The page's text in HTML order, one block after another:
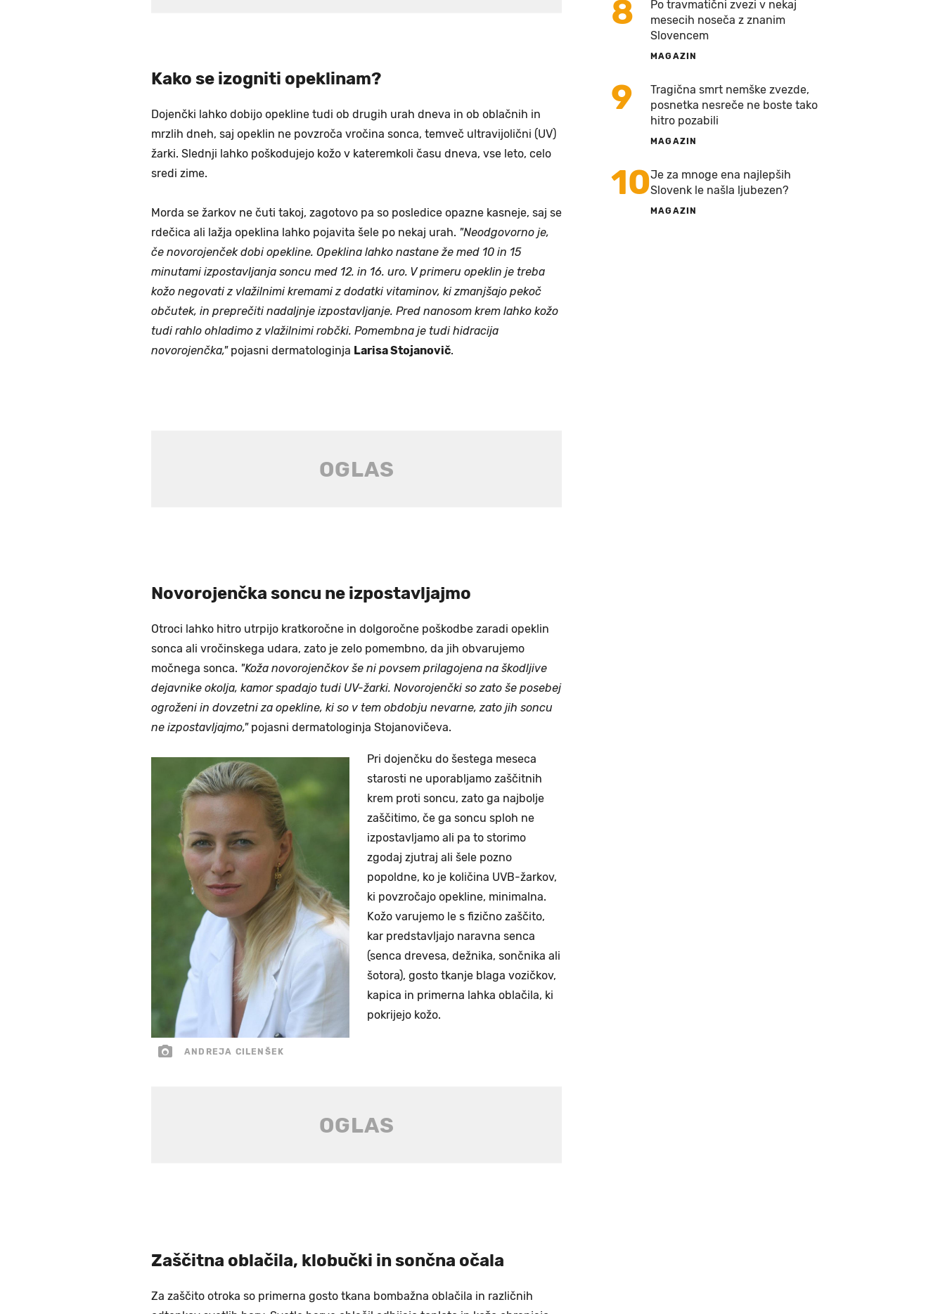
Kako se izogniti opeklinam?
Dojenčki lahko dobijo opekline tudi ob drugih urah dneva in ob oblačnih in
mrzlih dneh, saj opeklin ne povzroča vročina sonca, temveč ultravijolični (UV)
žarki. Slednji lahko poškodujejo kožo v kateremkoli času dneva, vse leto, celo
sredi zime.
Morda se žarkov ne čuti takoj, zagotovo pa so posledice opazne kasneje, saj se
rdečica ali lažja opeklina lahko pojavita šele po nekaj urah. "Neodgovorno je,
če novorojenček dobi opekline. Opeklina lahko nastane že med 10 in 15
minutami izpostavljanja soncu med 12. in 16. uro. V primeru opeklin je treba
kožo negovati z vlažilnimi kremami z dodatki vitaminov, ki zmanjšajo pekoč
občutek, in preprečiti nadaljnje izpostavljanje. Pred nanosom krem lahko kožo
tudi rahlo ohladimo z vlažilnimi robčki. Pomembna je tudi hidracija
novorojenčka,"pojasni dermatologinja Larisa Stojanovič.
Novorojenčka soncu ne izpostavljajmo
Otroci lahko hitro utrpijo kratkoročne in dolgoročne poškodbe zaradi opeklin
sonca ali vročinskega udara, zato je zelo pomembno, da jih obvarujemo
močnega sonca. "Koža novorojenčkov še ni povsem prilagojena na škodljive
dejavnike okolja, kamor spadajo tudi UV-žarki. Novorojenčki so zato še posebej
ogroženi in dovzetni za opekline, ki so v tem obdobju nevarne, zato jih soncu
ne izpostavljajmo,"pojasni dermatologinja Stojanovičeva.
ANDREJA CILENŠEK
Pri dojenčku do šestega meseca
starosti ne uporabljamo zaščitnih
krem proti soncu, zato ga najbolje
zaščitimo, če ga soncu sploh ne
izpostavljamo ali pa to storimo
zgodaj zjutraj ali šele pozno
popoldne, ko je količina UVB-žarkov,
ki povzročajo opekline, minimalna.
Kožo varujemo le s fizično zaščito,
kar predstavljajo naravna senca
(senca drevesa, dežnika, sončnika ali
šotora), gosto tkanje blaga vozičkov,
kapica in primerna lahka oblačila, ki
pokrijejo kožo.
Zaščitna oblačila, klobučki in sončna očala
Za zaščito otroka so primerna gosto tkana bombažna oblačila in različnih
8
Po travmatični zvezi v nekaj
mesecih noseča z znanim
Slovencem
MAGAZIN
9
Tragična smrt nemške zvezde,
posnetka nesreče ne boste tako
hitro pozabili
MAGAZIN
10Je za mnoge ena najlepših
Slovenk le našla ljubezen?
MAGAZIN